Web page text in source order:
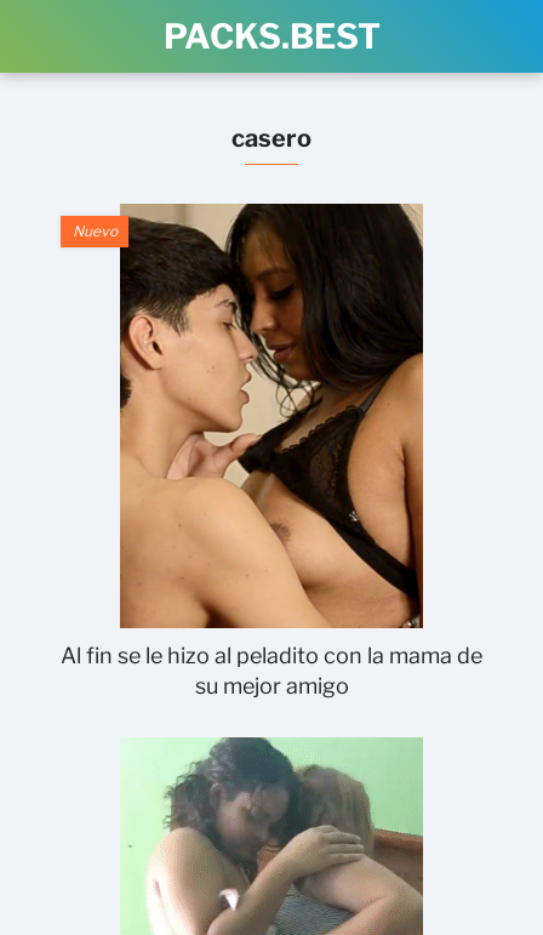
PACKS.BEST
casero
Nuevo
Al fin se le hizo al peladito con la mama de
su mejor amigo